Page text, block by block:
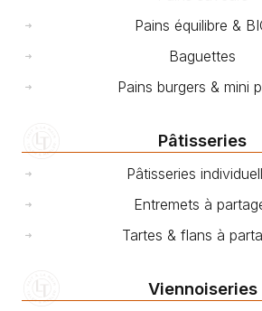
Pains équilibre &
Baguettes
Pains burgers & mini
Pâtisseries
Pâtisseries
Entremets à
Tartes & flans à
Viennoiseries